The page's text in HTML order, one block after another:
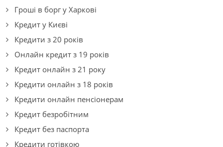
Гроші в борг у Харкові
Кредит у Києві
Кредити з 20 років
Онлайн кредит з 19 років
Кредит онлайн з 21 року
Кредити онлайн з 18 років
Кредити онлайн пенсіонерам
Кредит безробітним
Кредит без паспорта
Кредити готівкою